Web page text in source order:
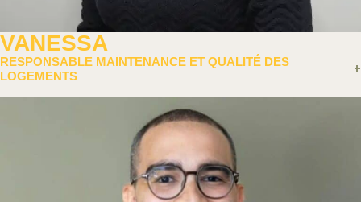
VANESSA
RESPONSABLE MAINTENANCE ET QUALITÉ DES
LOGEMENTS